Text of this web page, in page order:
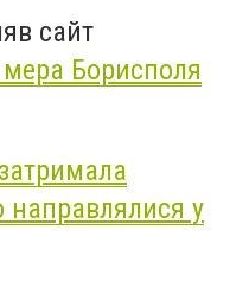
сайт
Борисполя
направлялися у